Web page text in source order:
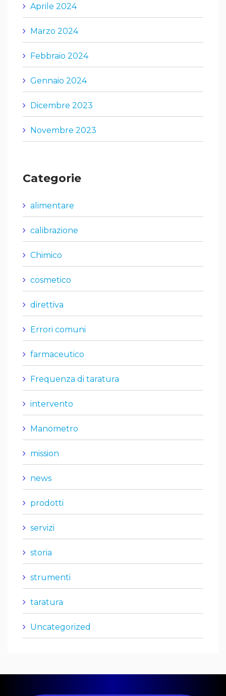
Aprile 2024
Marzo 2024
Febbraio 2024
Gennaio 2024
Dicembre 2023
Novembre 2023
Categorie
alimentare
calibrazione
Chimico
cosmetico
direttiva
Errori comuni
farmaceutico
Frequenza di taratura
intervento
Manometro
mission
news
prodotti
servizi
storia
strumenti
taratura
Uncategorized